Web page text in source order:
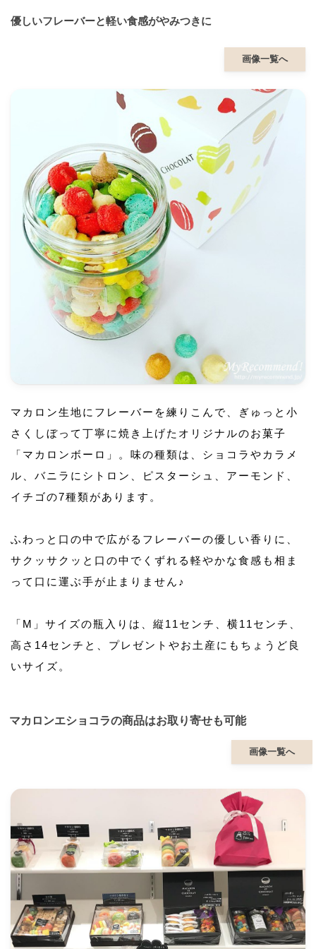
優しいフレーバーと軽い食感がやみつきに
画像一覧へ
マカロン生地にフレーバーを練りこんで、ぎゅっと小
さくしぼって丁寧に焼き上げたオリジナルのお菓子
「マカロンボーロ」。味の種類は、ショコラやカラメ
ル、バニラにシトロン、ピスターシュ、アーモンド、
イチゴの7種類があります。
ふわっと口の中で広がるフレーバーの優しい香りに、
サクッサクッと口の中でくずれる軽やかな食感も相ま
って口に運ぶ手が止まりません♪
「M」サイズの瓶入りは、縦11センチ、横11センチ、
高さ14センチと、プレゼントやお土産にもちょうど良
いサイズ。
マカロンエショコラの商品はお取り寄せも可能
画像一覧へ